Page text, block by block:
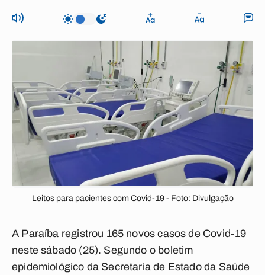
Leitos para pacientes com Covid-19 - Foto: Divulgação
A Paraíba registrou 165 novos casos de Covid-19
neste sábado (25). Segundo o boletim
epidemiológico da Secretaria de Estado da Saúde